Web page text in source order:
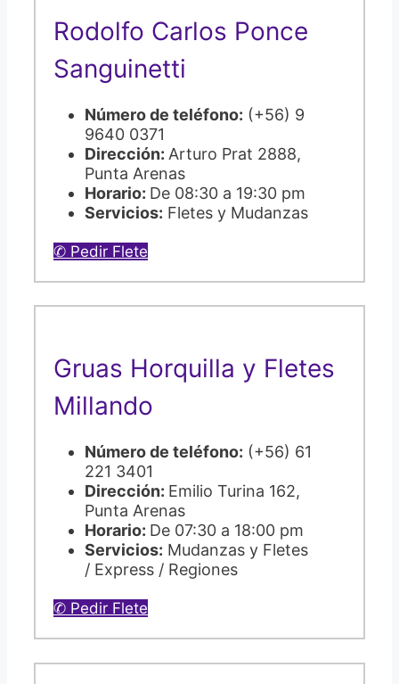
Rodolfo Carlos Ponce
Sanguinetti
Número de teléfono: (+56) 9
9640 0371
Dirección: Arturo Prat 2888,
Punta Arenas
Horario: De 08:30 a 19:30 pm
Servicios: Fletes y Mudanzas
✆ Pedir Flete
Gruas Horquilla y Fletes
Millando
Número de teléfono: (+56) 61
221 3401
Dirección: Emilio Turina 162,
Punta Arenas
Horario: De 07:30 a 18:00 pm
Servicios: Mudanzas y Fletes
/ Express / Regiones
✆ Pedir Flete